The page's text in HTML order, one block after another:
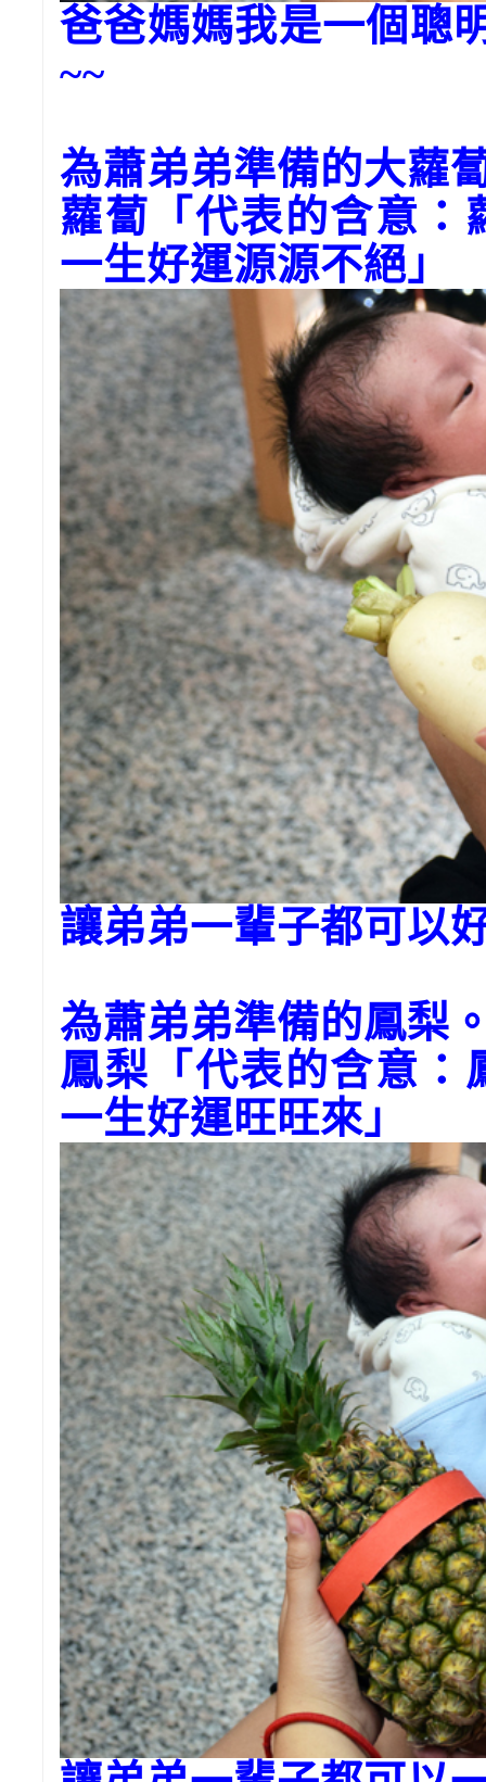
爸爸媽媽我是一個聰
~~
為蕭弟弟準備的大蘿
蘿蔔「代表的含意：
一生好運源源不絕」
讓弟弟一輩子都可以
為蕭弟弟準備的鳳梨
鳳梨「代表的含意：
一生好運旺旺來」